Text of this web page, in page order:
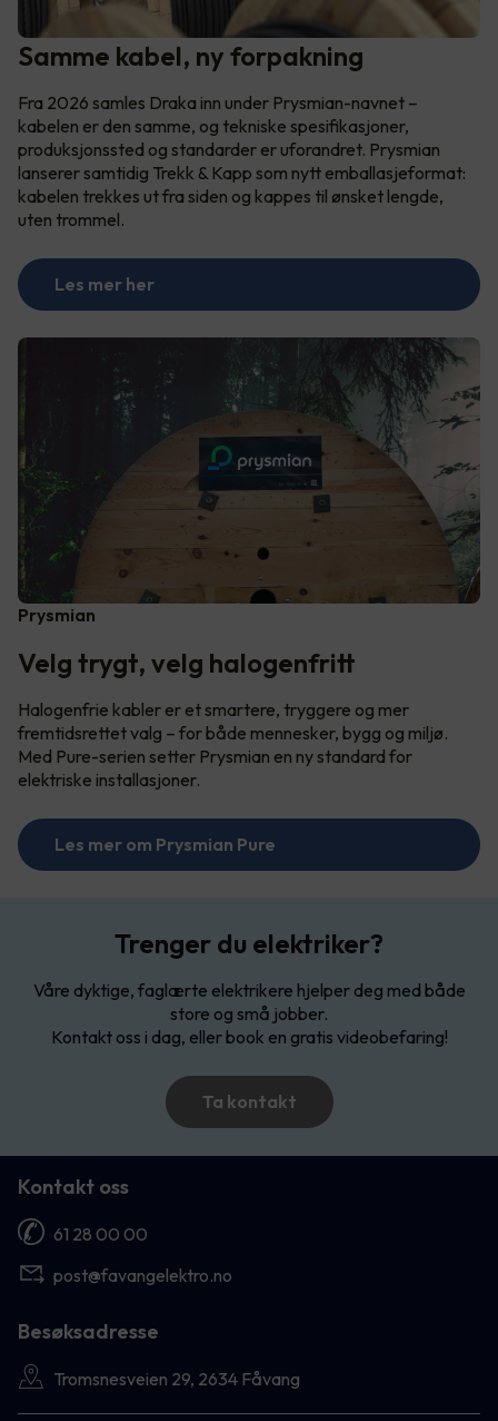
Samme kabel, ny forpakning
Fra 2026 samles Draka inn under Prysmian-navnet –
kabelen er den samme, og tekniske spesifikasjoner,
produksjonssted og standarder er uforandret. Prysmian
lanserer samtidig Trekk & Kapp som nytt emballasjeformat:
kabelen trekkes ut fra siden og kappes til ønsket lengde,
uten trommel.
Les mer her
Prysmian
Velg trygt, velg halogenfritt
Halogenfrie kabler er et smartere, tryggere og mer
fremtidsrettet valg – for både mennesker, bygg og miljø.
Med Pure-serien setter Prysmian en ny standard for
elektriske installasjoner.
Les mer om Prysmian Pure
Trenger du elektriker?
Våre dyktige, faglærte elektrikere hjelper deg med både
store og små jobber.
Kontakt oss i dag, eller book en gratis videobefaring!
Ta kontakt
Kontakt oss
61 28 00 00
post@favangelektro.no
Besøksadresse
Tromsnesveien 29, 2634 Fåvang